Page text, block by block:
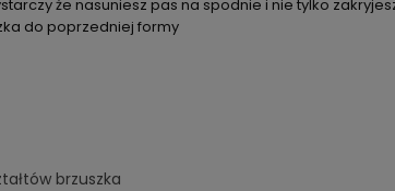
że nasuniesz pas na spodnie i nie tylko
do poprzedniej formy
brzuszka